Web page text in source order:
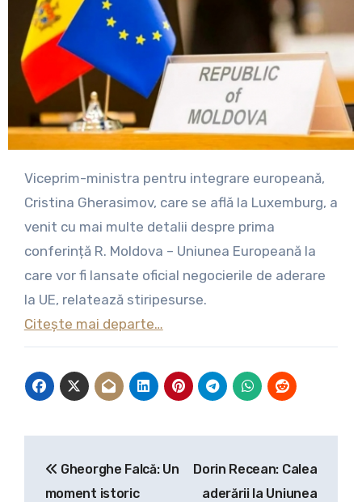
Viceprim-ministra pentru integrare europeană,
Cristina Gherasimov, care se află la Luxemburg, a
venit cu mai multe detalii despre prima
conferință R. Moldova – Uniunea Europeană la
care vor fi lansate oficial negocierile de aderare
la UE, relatează stiripesurse.
Citește mai departe…
Gheorghe Falcă: Un
moment istoric
Dorin Recean: Calea
aderării la Uniunea